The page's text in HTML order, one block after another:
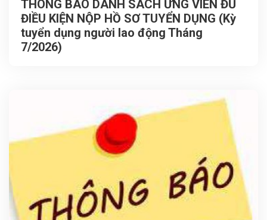
THÔNG BÁO DANH SÁCH ỨNG VIÊN ĐỦ
ĐIỀU KIỆN NỘP HỒ SƠ TUYỂN DỤNG (Kỳ
tuyển dụng người lao động Tháng
7/2026)